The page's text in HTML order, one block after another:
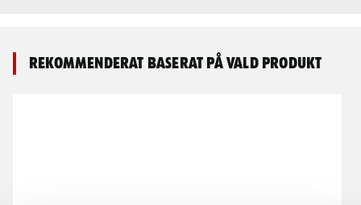
Rekommenderat baserat på vald produkt